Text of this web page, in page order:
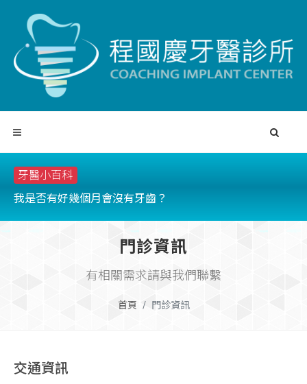
牙醫小百科
我是否有好幾個月會沒有牙齒？
門診資訊
有相關需求請與我們聯繫
首頁 門診資訊
交通資訊